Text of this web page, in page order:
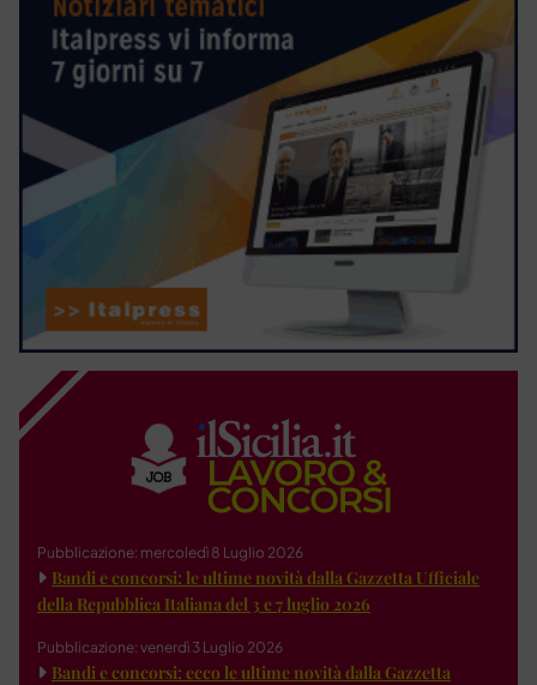
Pubblicazione: mercoledì 8 Luglio 2026
Bandi e concorsi: le ultime novità dalla Gazzetta Ufficiale
della Repubblica Italiana del 3 e 7 luglio 2026
Pubblicazione: venerdì 3 Luglio 2026
Bandi e concorsi: ecco le ultime novità dalla Gazzetta